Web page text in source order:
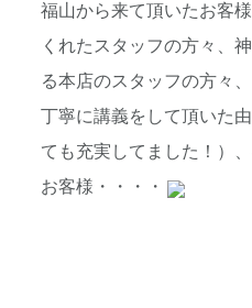
福山から来て頂いたお客
くれたスタッフの方々、
る本店のスタッフの方々
丁寧に講義をして頂いた
ても充実してました！）
お客様・・・・